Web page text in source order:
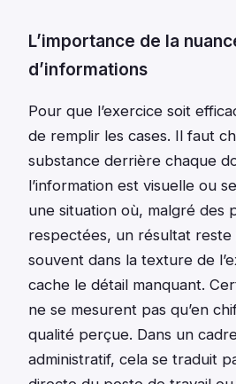
L’importance de la
d’informations
Pour que l’exercice soit
de remplir les cases. Il faut
substance derrière chaque
l’information est visuelle ou
une situation où, malgré des
respectées, un résultat reste
souvent dans la texture de
cache le détail manquant.
ne se mesurent pas qu’en
qualité perçue. Dans un
administratif, cela se traduit